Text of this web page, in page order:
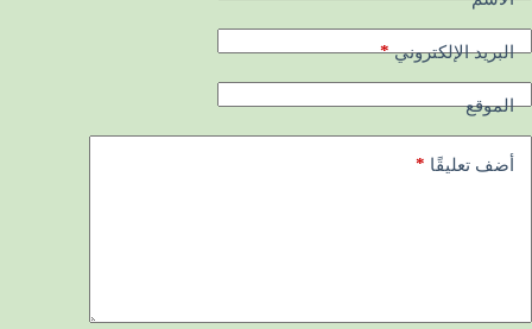
البريد الإلكتروني*
الموقع
أضف تعليقًا *